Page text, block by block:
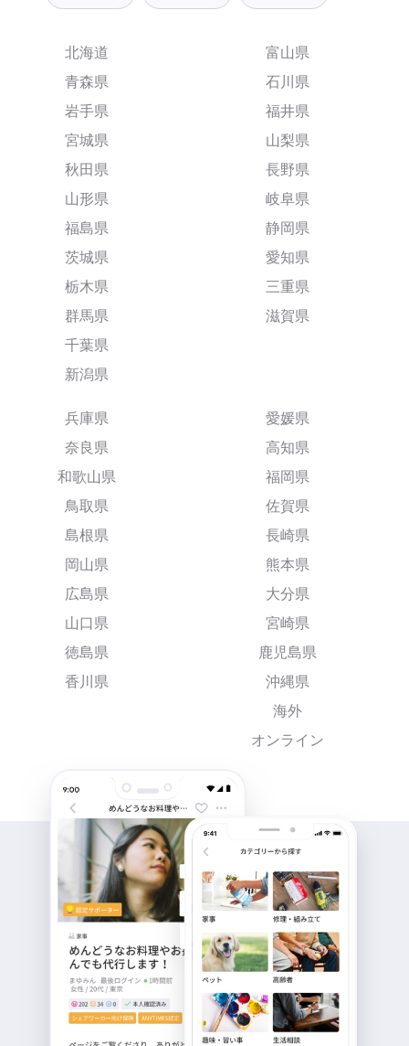
北海道
青森県
岩手県
宮城県
秋田県
山形県
福島県
茨城県
栃木県
群馬県
千葉県
新潟県
富山県
石川県
福井県
山梨県
長野県
岐阜県
静岡県
愛知県
三重県
滋賀県
兵庫県
奈良県
和歌山県
鳥取県
島根県
岡山県
広島県
山口県
徳島県
香川県
愛媛県
高知県
福岡県
佐賀県
長崎県
熊本県
大分県
宮崎県
鹿児島県
沖縄県
海外
オンライン